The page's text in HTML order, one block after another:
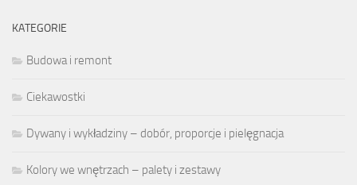
KATEGORIE
Budowa i remont
Ciekawostki
Dywany i wykładziny – dobór, proporcje i pielęgnacja
Kolory we wnętrzach – palety i zestawy